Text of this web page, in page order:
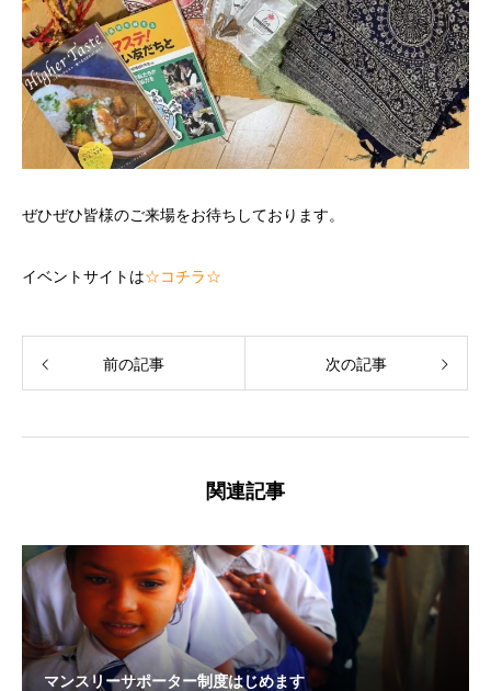
ぜひぜひ皆様のご来場をお待ちしております。
イベントサイトは☆コチラ☆
前の記事 次の記事
関連記事
マンスリーサポーター制度はじめます